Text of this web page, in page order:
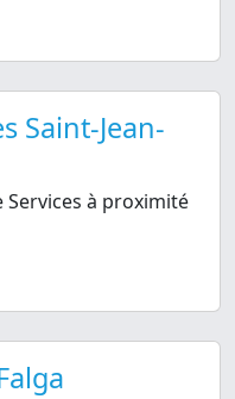
Saint-Jean-
Services à proximité